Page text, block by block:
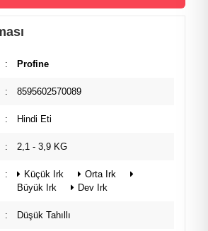
: Profine
: 8595602570089
: Hindi Eti
: 2,1 - 3,9 KG
: Küçük Irk
Orta Irk
Büyük Irk
Dev Irk
: Düşük Tahıllı